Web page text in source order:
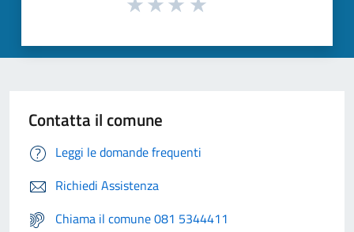
Contatta il comune
Leggi le domande frequenti
Richiedi Assistenza
Chiama il comune 081 5344411